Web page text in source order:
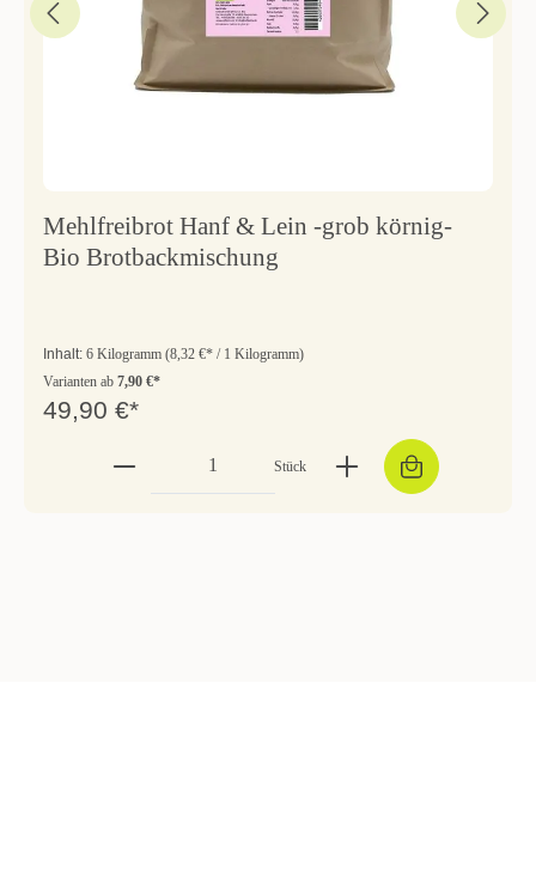
Mehlfreibrot Hanf & Lein -grob körnig-
Bio Brotbackmischung
Inhalt: 6 Kilogramm (8,32 €* / 1 Kilogramm)
Varianten ab 7,90 €*
49,90 €*
Stück